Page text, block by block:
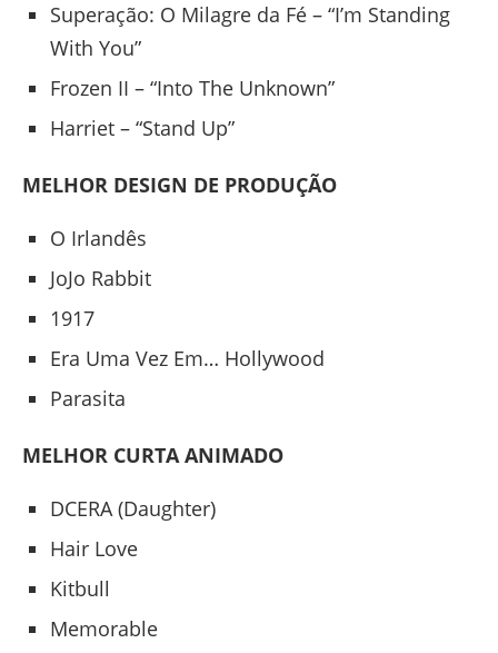
Superação: O Milagre da Fé – “I’m Standing
With You”
Frozen II – “Into The Unknown”
Harriet – “Stand Up”
MELHOR DESIGN DE PRODUÇÃO
O Irlandês
JoJo Rabbit
1917
Era Uma Vez Em… Hollywood
Parasita
MELHOR CURTA ANIMADO
DCERA (Daughter)
Hair Love
Kitbull
Memorable